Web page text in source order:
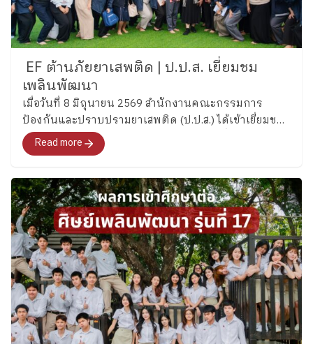
EF ต้านภัยยาเสพติด | ป.ป.ส. เยี่ยมชม
เพลินพัฒนา
เมื่อวันที่ 8 มิถุนายน 2569 สำนักงานคณะกรรมการ
ป้องกันและปราบปรามยาเสพติด (ป.ป.ส.) ได้เข้าเยี่ยมชม
และศึกษากระบวนการพัฒนาทักษะสมองเพื่อการจัดการ
ชีวิต (Executive Functions : EF) ของโรงเรียนเพลิน
Read more